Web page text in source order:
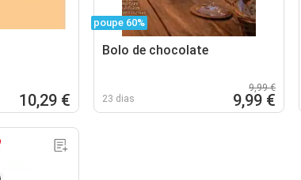
10,29 €
poupe 60%
Bolo de chocolate
23 dias
9,99 €
9,99 €